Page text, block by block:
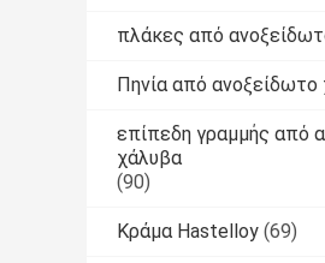
πλάκες από
Πηνία από ανοξείδωτο
επίπεδη γραμμής από
χάλυβα
(90)
Κράμα Hastelloy (69)